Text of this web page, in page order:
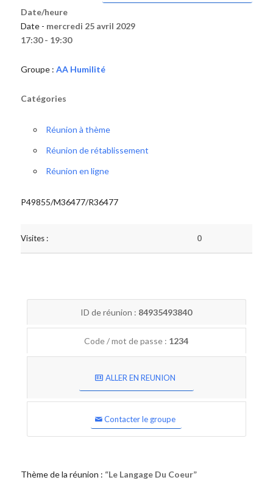
Date/heure
Date - mercredi 25 avril 2029
17:30 - 19:30
Groupe : AA Humilité
Catégories
Réunion à thème
Réunion de rétablissement
Réunion en ligne
P49855/M36477/R36477
Visites : 0
ID de réunion : 84935493840
Code / mot de passe : 1234
ALLER EN REUNION
Contacter le groupe
Thème de la réunion : “Le Langage Du Coeur”